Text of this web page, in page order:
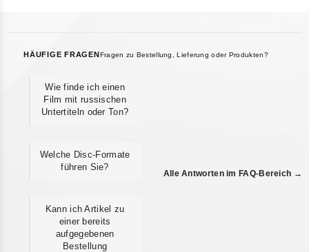
HÄUFIGE FRAGENFragen zu Bestellung, Lieferung oder Produkten?
Wie finde ich einen
Film mit russischen
Untertiteln oder Ton?
Welche Disc-Formate
führen Sie?
Kann ich Artikel zu
einer bereits
aufgegebenen
Bestellung
Alle Antworten im FAQ-Bereich →